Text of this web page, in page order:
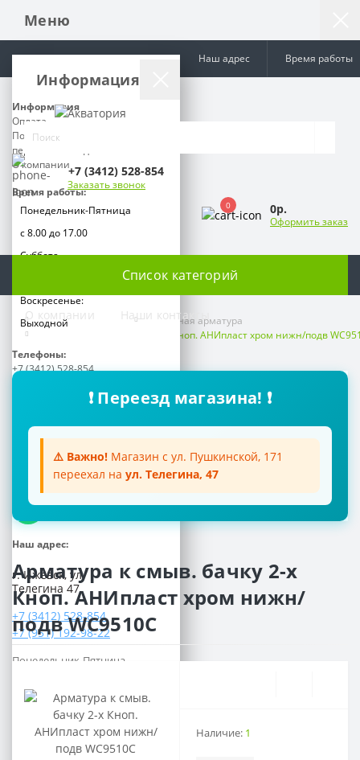
Меню
Информация
Информация
Оплата
Политика обработки
персональных данных
О компании
Время работы:
Понедельник-Пятница
с 8.00 до 17.00
Суббота
Воскресенье:
Выходной
Телефоны:
+7 (3412) 528-854
aquatoria018@inbox.ru
Мессенджеры:
Viber
WhatsApp
Наш адрес:
г. Ижевск, ул.
Телегина 47
+7 (3412) 528-854
+7 (951) 192-98-22
Понедельник-Пятница
Суббота
с 9.00 до 15.00
Воскресенье:
Выходной
Наш адрес Время работы
+7 (3412) 528-854
Заказать звонок
0 0р.
Оформить заказ
Список категорий
О компании Наши контакты
Фаянс и сифоны
Смывная арматура
Арматура к смыв. бачку 2-х Кноп. АНИпласт хром нижн/подв
❗ Переезд магазина! ❗
⚠️ Важно! Магазин с ул. Пушкинской, 171
переехал на ул. Телегина, 47
Арматура к смыв. бачку 2-х
Кноп. АНИпласт хром нижн/
подв WC9510C
Наличие: 1